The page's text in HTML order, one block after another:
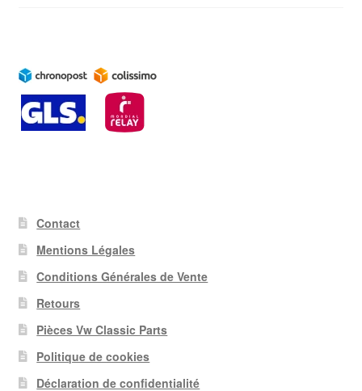
Contact
Mentions Légales
Conditions Générales de Vente
Retours
Pièces Vw Classic Parts
Politique de cookies
Déclaration de confidentialité